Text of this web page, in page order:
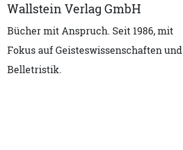
Wallstein Verlag GmbH
Bücher mit Anspruch. Seit 1986, mit
Fokus auf Geisteswissenschaften und
Belletristik.